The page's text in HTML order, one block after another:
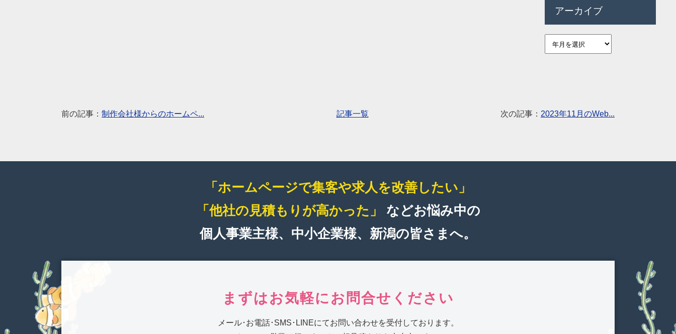
アーカイブ
前の記事： 制作会社様からのホームペ... 記事一覧 次の記事： 2023年11月のWeb...
「ホームページで集客や求人を改善したい」
「他社の見積もりが高かった」 などお悩み中の
個人事業主様、中小企業様、新潟の皆さまへ。
まずはお気軽にお問合せください
メール･お電話･SMS･LINEにてお問い合わせを受付しております。